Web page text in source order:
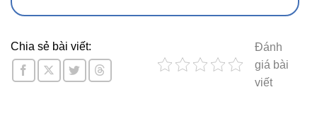
Chia sẻ bài viết:
Đánh
giá bài
viết